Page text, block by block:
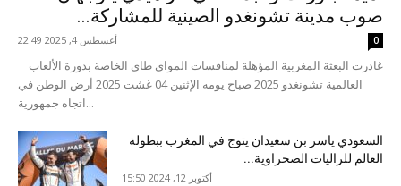
صوب مدينة تشونغدو الصينية للمشاركة...
أغسطس 4, 2025 22:49 0
العالمية تشونغدو 2025 صباح يومه الإثنين 04 غشت 2025 أرض الوطن في
اتجاه جمهورية...
السعودي ياسر بن سعيدان يتوج في المغرب ببطولة
العالم للراليات الصحراوية...
أكتوبر 12, 2024 15:50